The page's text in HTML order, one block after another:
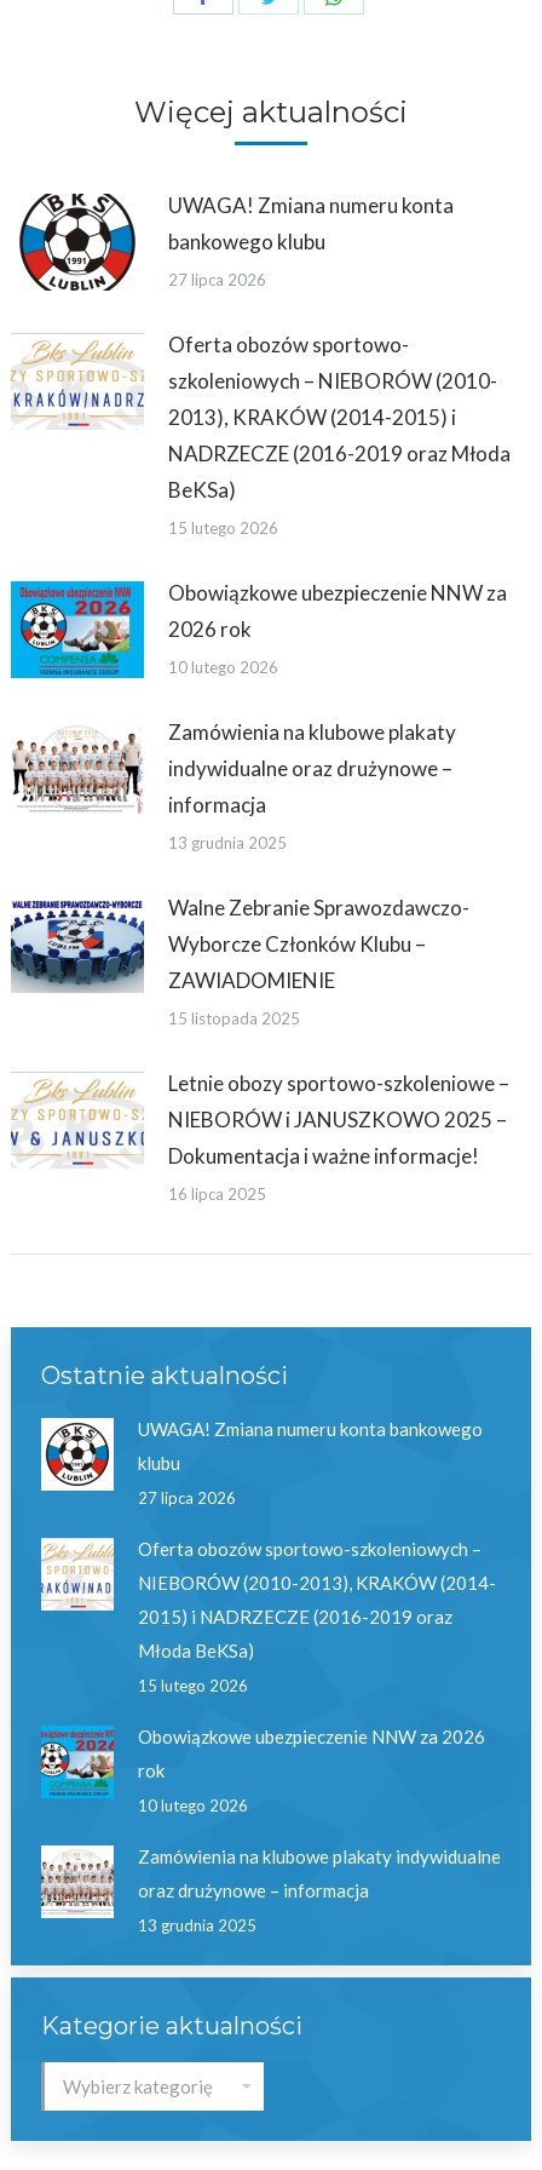
Więcej aktualności
UWAGA! Zmiana numeru konta
bankowego klubu
27 lipca 2026
Oferta obozów sportowo-
szkoleniowych – NIEBORÓW (2010-
2013), KRAKÓW (2014-2015) i
NADRZECZE (2016-2019 oraz Młoda
BeKSa)
15 lutego 2026
Obowiązkowe ubezpieczenie NNW za
2026 rok
10 lutego 2026
Zamówienia na klubowe plakaty
indywidualne oraz drużynowe –
informacja
13 grudnia 2025
Walne Zebranie Sprawozdawczo-
Wyborcze Członków Klubu –
ZAWIADOMIENIE
15 listopada 2025
Letnie obozy sportowo-szkoleniowe –
NIEBORÓW i JANUSZKOWO 2025 –
Dokumentacja i ważne informacje!
16 lipca 2025
Ostatnie aktualności
UWAGA! Zmiana numeru konta bankowego
klubu
27 lipca 2026
Oferta obozów sportowo-szkoleniowych –
NIEBORÓW (2010-2013), KRAKÓW (2014-
2015) i NADRZECZE (2016-2019 oraz
Młoda BeKSa)
15 lutego 2026
Obowiązkowe ubezpieczenie NNW za 2026
rok
10 lutego 2026
Zamówienia na klubowe plakaty indywidualne
oraz drużynowe – informacja
13 grudnia 2025
Kategorie aktualności
Kategorie
aktualności